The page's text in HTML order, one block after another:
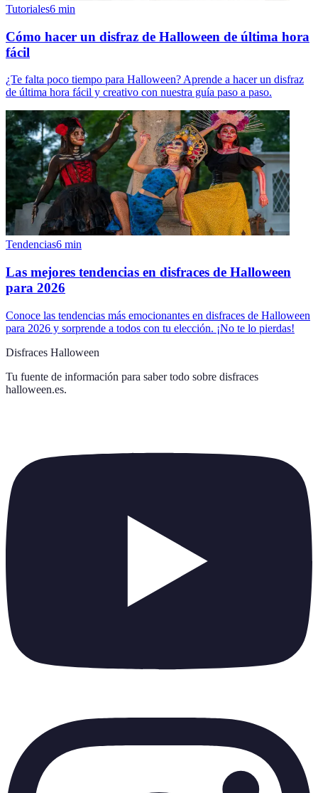
Tutoriales6 min
Cómo hacer un disfraz de Halloween de última hora
fácil
¿Te falta poco tiempo para Halloween? Aprende a hacer un disfraz
de última hora fácil y creativo con nuestra guía paso a paso.
Tendencias6 min
Las mejores tendencias en disfraces de Halloween
para 2026
Conoce las tendencias más emocionantes en disfraces de Halloween
para 2026 y sorprende a todos con tu elección. ¡No te lo pierdas!
Disfraces Halloween
Tu fuente de información para saber todo sobre disfraces
halloween.es.